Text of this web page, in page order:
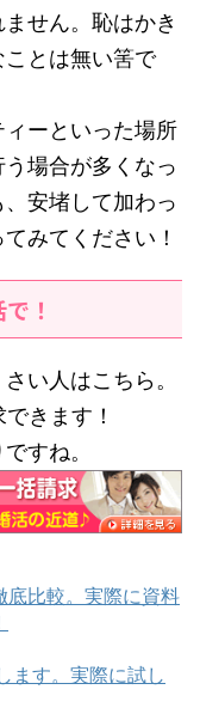
せん。恥はかき
とは無い筈で
ーといった場所
場合が多くなっ
安堵して加わっ
みてください！
！
い人はこちら。
きます！
すね。
底比較。実際に資料
ます。実際に試し